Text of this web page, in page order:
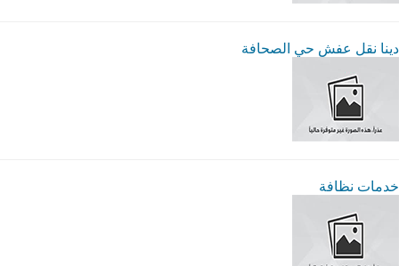
دينا نقل عفش حي الصحافة
خدمات نظافة